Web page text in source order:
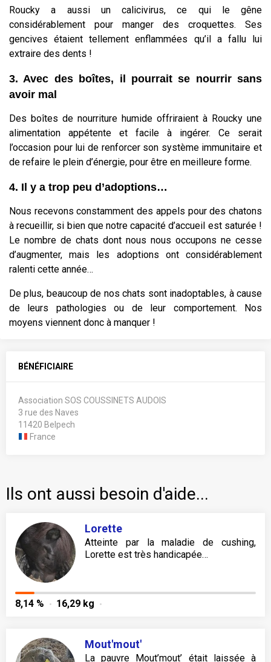
Roucky a aussi un calicivirus, ce qui le gêne
considérablement pour manger des croquettes. Ses
gencives étaient tellement enflammées qu’il a fallu lui
extraire des dents !
3. Avec des boîtes, il pourrait se nourrir sans
avoir mal
Des boîtes de nourriture humide offriraient à Roucky une
alimentation appétente et facile à ingérer. Ce serait
l’occasion pour lui de renforcer son système immunitaire et
de refaire le plein d’énergie, pour être en meilleure forme.
4. Il y a trop peu d’adoptions…
Nous recevons constamment des appels pour des chatons
à recueillir, si bien que notre capacité d’accueil est saturée !
Le nombre de chats dont nous nous occupons ne cesse
d’augmenter, mais les adoptions ont considérablement
ralenti cette année…
De plus, beaucoup de nos chats sont inadoptables, à cause
de leurs pathologies ou de leur comportement. Nos
moyens viennent donc à manquer !
BÉNÉFICIAIRE
Association SOS COUSSINETS AUDOIS
3 rue des Naves
11420 Belpech
France
Ils ont aussi besoin d'aide...
Lorette
Atteinte par la maladie de cushing,
Lorette est très handicapée…
8,14 % 16,29 kg
Mout'mout'
La pauvre Mout’mout’ était laissée à